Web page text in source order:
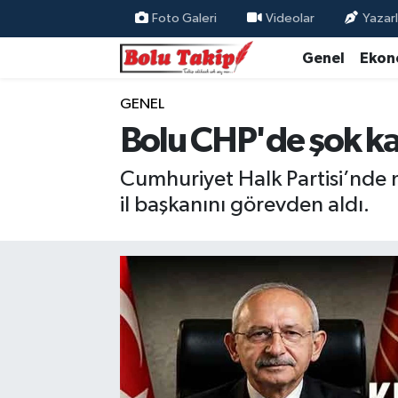
Foto Galeri Videolar
Genel
GENEL
Bolu CHP'de şok
Cumhuriyet Halk Partisi’nde
il başkanını görevden aldı.